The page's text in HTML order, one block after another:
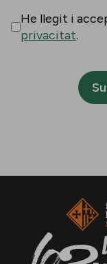
He llegit i
privacitat.